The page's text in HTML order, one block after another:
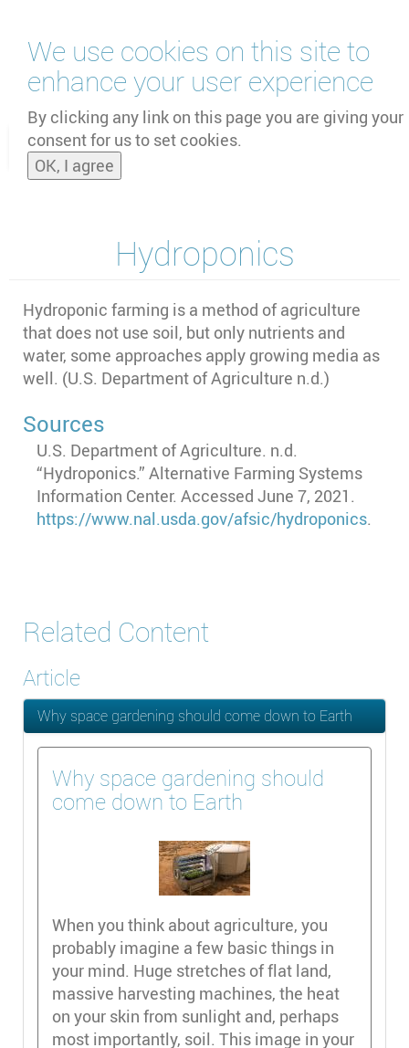
We use cookies on this site to
enhance your user experience
By clicking any link on this page you are giving your
consent for us to set cookies.
OK, I agree
main
content
and
Hydroponics
Hydroponic farming is a method of agriculture
that does not use soil, but only nutrients and
water, some approaches apply growing media as
well. (U.S. Department of Agriculture n.d.)
Sources
U.S. Department of Agriculture. n.d.
“Hydroponics.” Alternative Farming Systems
Information Center. Accessed June 7, 2021.
https://www.nal.usda.gov/afsic/hydroponics.
Related Content
Article
Why space gardening should come down to Earth
Why space gardening should
come down to Earth
When you think about agriculture, you
probably imagine a few basic things in
your mind. Huge stretches of flat land,
massive harvesting machines, the heat
on your skin from sunlight and, perhaps
most importantly, soil. This image in your